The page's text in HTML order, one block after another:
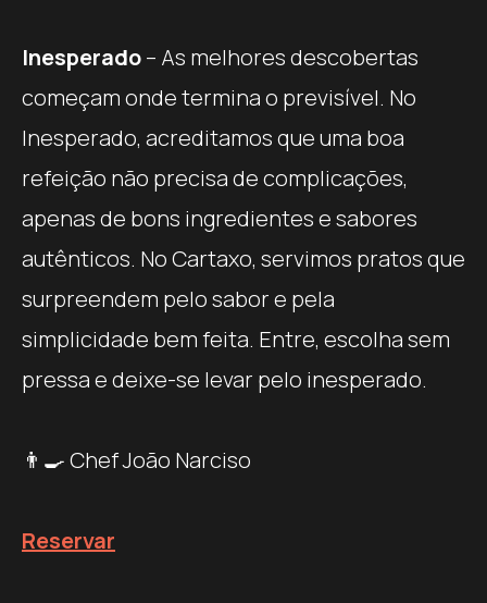
Inesperado– As melhores descobertas
começam onde termina o previsível. No
Inesperado, acreditamos que uma boa
refeição não precisa de complicações,
apenas de bons ingredientes e sabores
autênticos. No Cartaxo, servimos pratos que
surpreendem pelo sabor e pela
simplicidade bem feita. Entre, escolha sem
pressa e deixe-se levar pelo inesperado.
👨‍🍳 Chef João Narciso
Reservar